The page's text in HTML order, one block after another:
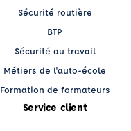
Sécurité routière
BTP
Sécurité au travail
Métiers de l'auto-école
Formation de formateurs
Service client